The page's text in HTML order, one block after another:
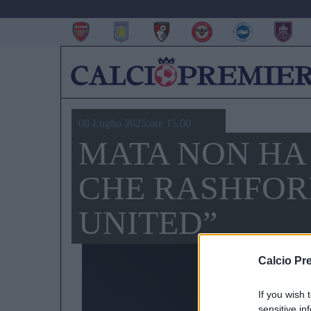
Calcio
If you wish
sensitive
08 Luglio 2025,ore 15.00
MATA NON
CHE
UNITED”